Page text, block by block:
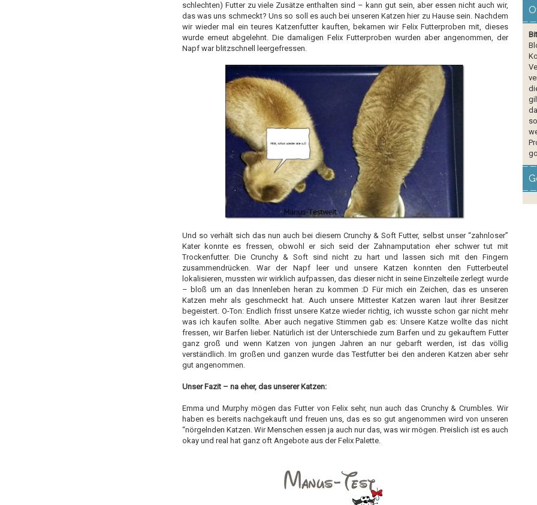
schlechten) Futter zu viele Zusätze enthalten sind – kann gut sein, aber essen nicht auch wir,
das was uns schmeckt? Uns so soll es auch bei unseren Katzen hier zu Hause sein. Nachdem
wir wieder mal ein teures Katzenfutter kauften, bekamen wir Felix Futterproben mit, dieses
wurde erneut abgelehnt. Die damaligen Felix Futterproben wurden aber angenommen, der
Napf war blitzschnell leergefressen.
Und so verhält sich das nun auch bei diesem Crunchy & Soft Futter, selbst unser “zahnloser”
Kater konnte es fressen, obwohl er sich seid der Zahnamputation eher schwer tut mit
Trockenfutter. Die Crunchy & Soft sind nicht zu hart und lassen sich mit den Fingern
zusammendrücken. War der Napf leer und unsere Katzen konnten den Futterbeutel
lokalisieren, mussten wir wirklich aufpassen, das dieser nicht in seine Einzelteile zerlegt wurde
– bloß um an das Innenleben heran zu kommen :D Für mich ein Zeichen, das es unseren
Katzen mehr als geschmeckt hat. Auch unsere Mittester Katzen waren laut ihrer Besitzer
begeistert. O-Ton: Endlich frisst unsere Katze wieder richtig, ich wusste schon gar nicht mehr
was ich kaufen sollte. Aber auch negative Stimmen gab es: Unsere Katze wollte das nicht
fressen, wir Barfen lieber. Natürlich ist der Unterschiede zum Barfen und zu gekauftem Futter
ganz groß und wenn Katzen von jungen Jahren an nur gebarft werden, ist das völlig
verständlich. Im großen und ganzen wurde das Testfutter bei den anderen Katzen aber sehr
gut angenommen.
Unser Fazit – na eher, das unserer Katzen:
Emma und Murphy mögen das Futter von Felix sehr, nun auch das Crunchy & Crumbles. Wir
haben es bereits nachgekauft und freuen uns, das es so gut angenommen wird von unseren
“nörgelnden Katzen. Wir Menschen essen ja auch nur das, was wir mögen. Preislich ist es auch
okay und real hat ganz oft Angebote aus der Felix Palette.